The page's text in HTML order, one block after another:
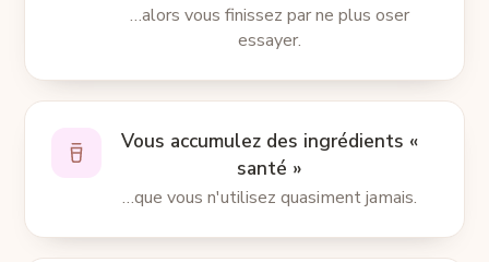
…alors vous finissez par ne plus oser
essayer.
Vous accumulez des ingrédients «
santé »
…que vous n'utilisez quasiment jamais.